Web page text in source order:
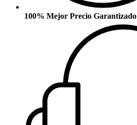
100% Mejor Precio Garantizado